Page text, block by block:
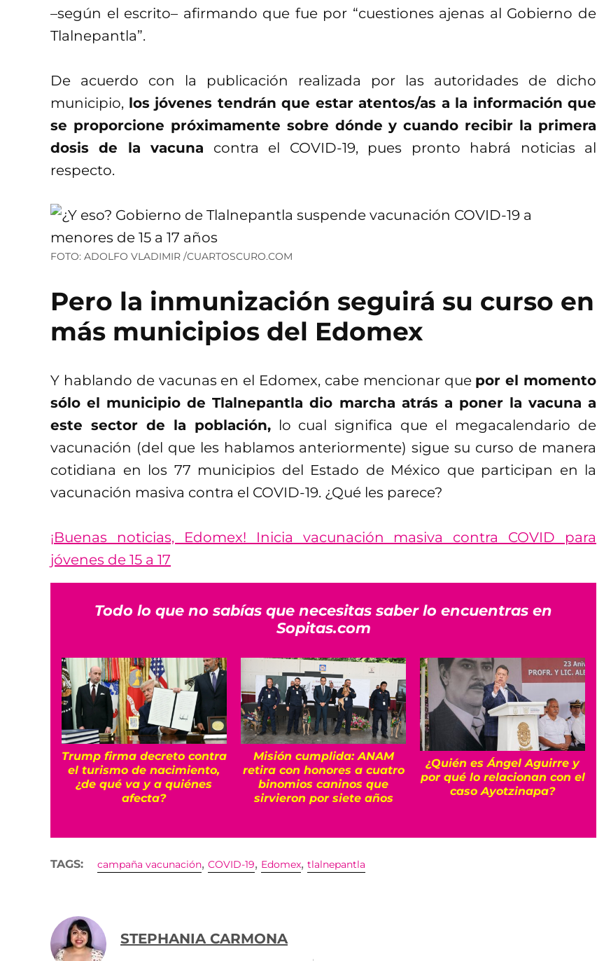
–según el escrito– afirmando que fue por “cuestiones ajenas al Gobierno de
Tlalnepantla”.
De acuerdo con la publicación realizada por las autoridades de dicho
municipio, los jóvenes tendrán que estar atentos/as a la información que
se proporcione próximamente sobre dónde y cuando recibir la primera
dosis de la vacuna contra el COVID-19, pues pronto habrá noticias al
respecto.
FOTO: ADOLFO VLADIMIR /CUARTOSCURO.COM
Pero la inmunización seguirá su curso en
más municipios del Edomex
Y hablando de vacunas en el Edomex, cabe mencionar que por el momento
sólo el municipio de Tlalnepantla dio marcha atrás a poner la vacuna a
este sector de la población,lo cual significa que el megacalendario de
vacunación (del que les hablamos anteriormente) sigue su curso de manera
cotidiana en los 77 municipios del Estado de México que participan en la
vacunación masiva contra el COVID-19. ¿Qué les parece?
¡Buenas noticias, Edomex! Inicia vacunación masiva contra COVID para
jóvenes de 15 a 17
Todo lo que no sabías que necesitas saber lo encuentras en
Sopitas.com
Trump firma decreto contra
el turismo de nacimiento,
¿de qué va y a quiénes
afecta?
Misión cumplida: ANAM
retira con honores a cuatro
binomios caninos que
sirvieron por siete años
¿Quién es Ángel Aguirre y
por qué lo relacionan con el
caso Ayotzinapa?
TAGS: campaña vacunación, COVID-19, Edomex, tlalnepantla
STEPHANIA CARMONA